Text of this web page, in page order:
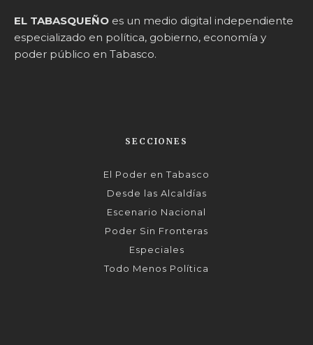
EL TABASQUEÑO es un medio digital independiente
especializado en política, gobierno, economía y
poder público en Tabasco.
SECCIONES
El Poder en Tabasco
Desde las Alcaldías
Escenario Nacional
Poder Sin Fronteras
Especiales
Todo Menos Política